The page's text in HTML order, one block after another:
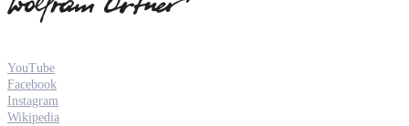
YouTube
Facebook
Instagram
Wikipedia